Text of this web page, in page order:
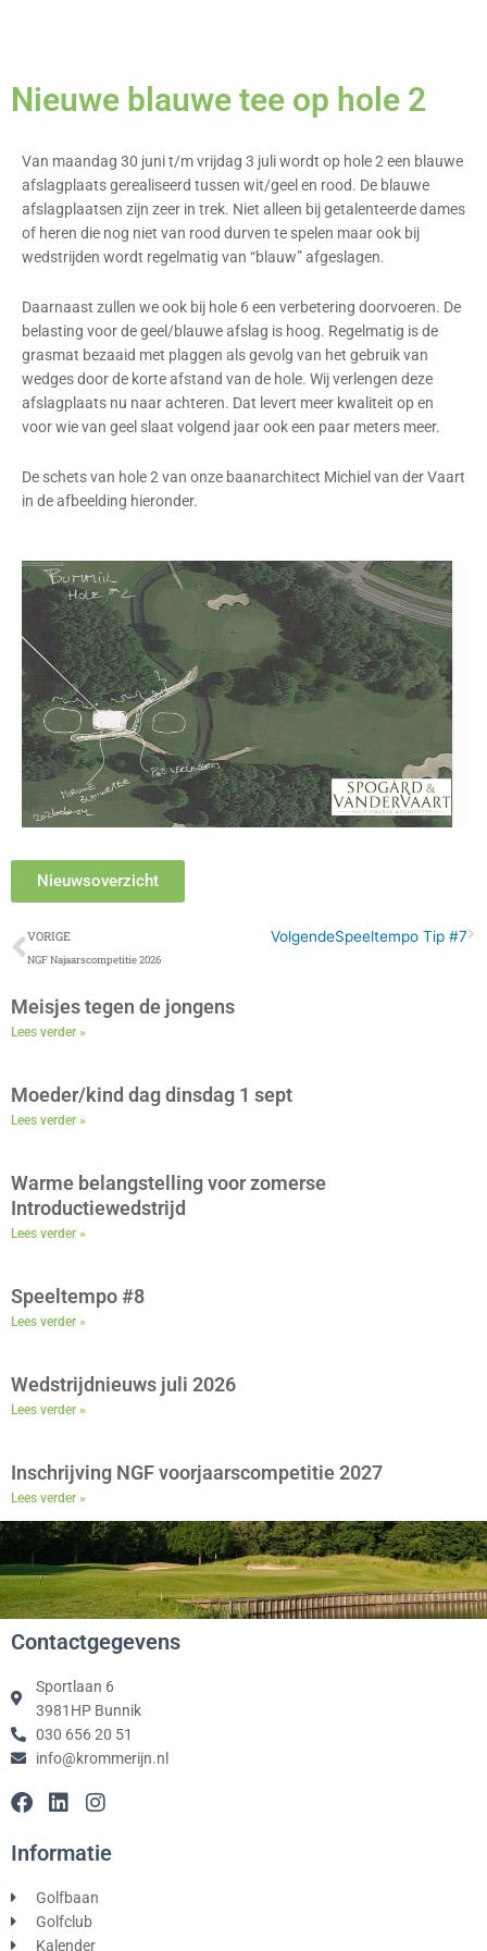
Nieuwe blauwe tee op hole 2
Van maandag 30 juni t/m vrijdag 3 juli wordt op hole 2 een blauwe
afslagplaats gerealiseerd tussen wit/geel en rood. De blauwe
afslagplaatsen zijn zeer in trek. Niet alleen bij getalenteerde dames
of heren die nog niet van rood durven te spelen maar ook bij
wedstrijden wordt regelmatig van “blauw” afgeslagen.
Daarnaast zullen we ook bij hole 6 een verbetering doorvoeren. De
belasting voor de geel/blauwe afslag is hoog. Regelmatig is de
grasmat bezaaid met plaggen als gevolg van het gebruik van
wedges door de korte afstand van de hole. Wij verlengen deze
afslagplaats nu naar achteren. Dat levert meer kwaliteit op en
voor wie van geel slaat volgend jaar ook een paar meters meer.
De schets van hole 2 van onze baanarchitect Michiel van der Vaart
in de afbeelding hieronder.
Nieuwsoverzicht
Vorige
VORIGE
NGF Najaarscompetitie 2026
VolgendeSpeeltempo Tip #7
Meisjes tegen de jongens
Lees verder »
Moeder/kind dag dinsdag 1 sept
Lees verder »
Warme belangstelling voor zomerse
Introductiewedstrijd
Lees verder »
Speeltempo #8
Lees verder »
Wedstrijdnieuws juli 2026
Lees verder »
Inschrijving NGF voorjaarscompetitie 2027
Lees verder »
Contactgegevens
Sportlaan 6
3981HP Bunnik
030 656 20 51
info@krommerijn.nl
F
c
e
L
n
k
e
d
i
I
s
t
a
g
Informatie
Golfbaan
Golfclub
Kalender